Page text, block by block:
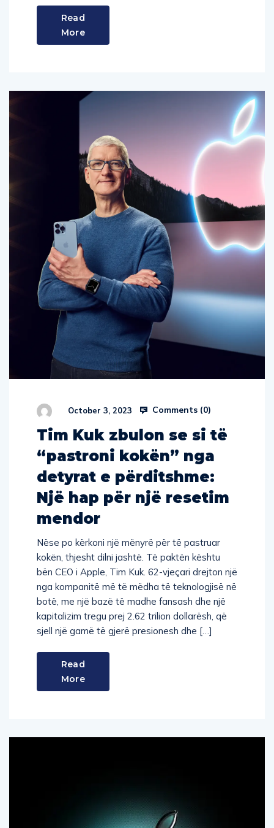
Read
More
Tim Kuk zbulon se si të
“pastroni kokën” nga
detyrat e përditshme:
Një hap për një resetim
Nëse po kërkoni një mënyrë për të pastruar
kokën, thjesht dilni jashtë. Të paktën kështu
bën CEO i Apple, Tim Kuk. 62-vjeçari drejton një
nga kompanitë më të mëdha të teknologjisë në
botë, me një bazë të madhe fansash dhe një
kapitalizim tregu prej 2.62 trilion dollarësh, që
Read
More